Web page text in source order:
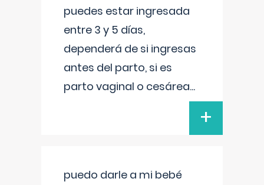
puedes estar ingresada
entre 3 y 5 días,
dependerá de si ingresas
antes del parto, si es
parto vaginal o cesárea...
+
puedo darle a mi bebé